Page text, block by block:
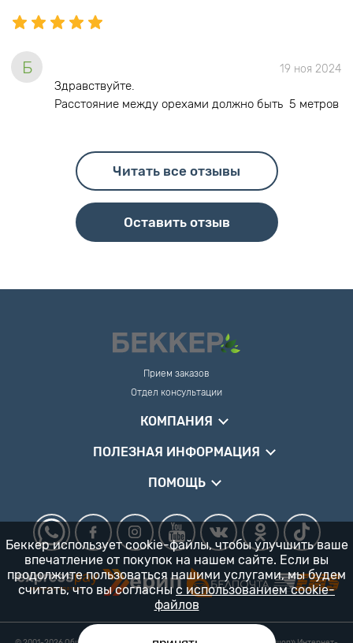
Б 19 ноя 2024
Здравствуйте.
Расстояние между орехами должно быть 5 метров
Читать все отзывы
Оставить отзыв
Прием заказов
Отдел консультации
КОМПАНИЯ
ПОЛЕЗНАЯ ИНФОРМАЦИЯ
ПОМОЩЬ
Беккер использует cookie-файлы, чтобы улучшить ваше
впечатление от покупок на нашем сайте. Если вы
продолжите пользоваться нашими услугами, мы будем
считать, что вы согласны с использованием cookie-
файлов